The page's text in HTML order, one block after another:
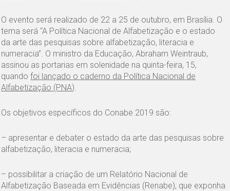
O evento será realizado de 22 a 25 de outubro, em Brasília. O
tema será “A Política Nacional de Alfabetização e o estado
da arte das pesquisas sobre alfabetização, literacia e
numeracia”. O ministro da Educação, Abraham Weintraub,
assinou as portarias em solenidade na quinta-feira, 15,
quandofoi lançado o caderno da Política Nacional de
Alfabetização (PNA)
Os objetivos específicos do Conabe 2019 são:
– apresentar e debater o estado da arte das pesquisas sobre
alfabetização, literacia e numeracia;
– possibilitar a criação de um Relatório Nacional de
Alfabetização Baseada em Evidências (Renabe), que exponha